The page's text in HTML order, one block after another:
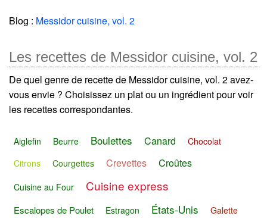
Blog : Messidor cuisine, vol. 2
Les recettes de Messidor cuisine, vol. 2
De quel genre de recette de Messidor cuisine, vol. 2 avez-
vous envie ? Choisissez un plat ou un ingrédient pour voir
les recettes correspondantes.
Aiglefin Beurre Boulettes Canard
Chocolat
Citrons
Courgettes Crevettes Croûtes
Cuisine au Four Cuisine express
Escalopes de Poulet Estragon États-Unis Galette